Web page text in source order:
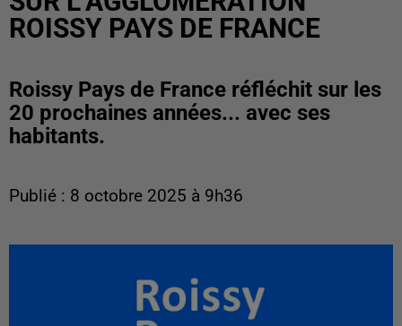
ROISSY PAYS DE FRANCE
Roissy Pays de France réfléchit sur les
20 prochaines années... avec ses
habitants.
Publié : 8 octobre 2025 à 9h36